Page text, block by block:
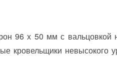
96 х 50 мм с вальцовкой
кровельщики невысокого